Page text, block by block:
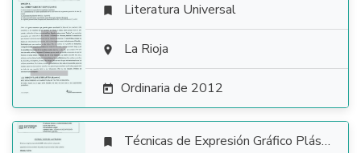

 Literatura Universal
 La Rioja
 Ordinaria de 2012
 Técnicas de Expresión Gráfico Plástica